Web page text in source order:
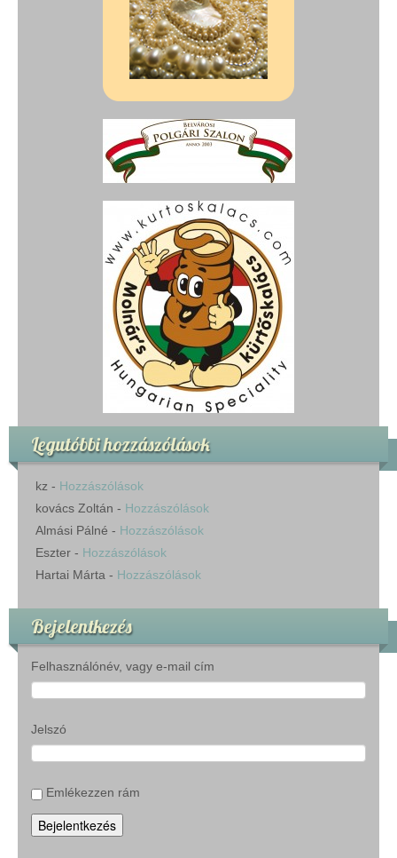
Legutóbbi hozzászólások
kz - Hozzászólások
kovács Zoltán - Hozzászólások
Almási Pálné - Hozzászólások
Eszter - Hozzászólások
Hartai Márta - Hozzászólások
Bejelentkezés
Felhasználónév, vagy e-mail cím
Jelszó
Emlékezzen rám
Bejelentkezés